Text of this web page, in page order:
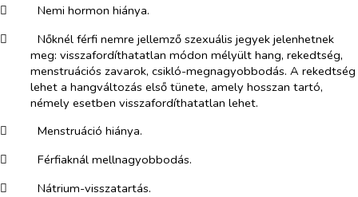
​
Nemi hormon hiánya.
​
Nőknél férfi nemre jellemző szexuális jegyek jelenhetnek
meg: visszafordíthatatlan módon mélyült hang, rekedtség,
menstruációs zavarok, csikló-megnagyobbodás. A rekedtség
lehet a hangváltozás első tünete, amely hosszan tartó,
némely esetben visszafordíthatatlan lehet.
​
Menstruáció hiánya.
​
Férfiaknál mellnagyobbodás.
​
Nátrium-visszatartás.